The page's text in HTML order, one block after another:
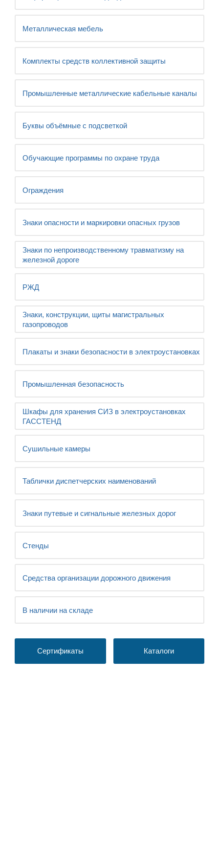
Металлическая мебель
Комплекты средств коллективной защиты
Промышленные металлические кабельные каналы
Буквы объёмные с подсветкой
Обучающие программы по охране труда
Ограждения
Знаки опасности и маркировки опасных грузов
Знаки по непроизводственному травматизму на
железной дороге
РЖД
Знаки, конструкции, щиты магистральных
газопроводов
Плакаты и знаки безопасности в электроустановках
Промышленная безопасность
Шкафы для хранения СИЗ в электроустановках
ГАССТЕНД
Сушильные камеры
Таблички диспетчерских наименований
Знаки путевые и сигнальные железных дорог
Стенды
Средства организации дорожного движения
В наличии на складе
Сертификаты Каталоги